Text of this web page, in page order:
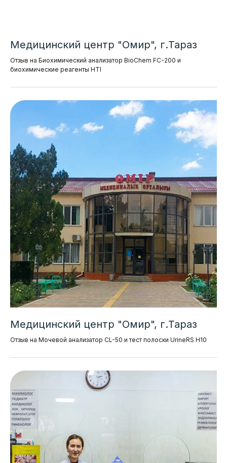
Медицинский центр "Омир", г.Тараз
Отзыв на Биохимический анализатор BioChem FC-200 и
биохимические реагенты HTI
Медицинский центр "Омир", г.Тараз
Отзыв на Мочевой анализатор CL-50 и тест полоски UrineRS H10